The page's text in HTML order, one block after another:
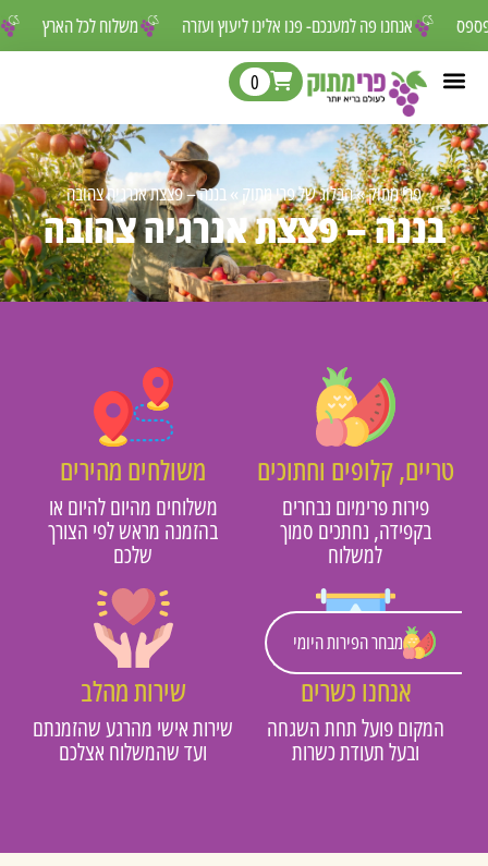
משלוח לכל הארץ אנחנו פה למענכם- פנו אלינו ליעוץ ועזרה
מבחר הפירות היומי
0
פרי מתוק»הבלוג של פרי מתוק»בננה – פצצת אנרגיה צהובה
בננה – פצצת אנרגיה צהובה
טריים, קלופים וחתוכים
פירות פרימיום נבחרים
בקפידה, נחתכים סמוך
למשלוח
משולחים מהירים
משלוחים מהיום להיום או
בהזמנה מראש לפי הצורך
שלכם
אנחנו כשרים
המקום פועל תחת השגחה
ובעל תעודת כשרות
שירות מהלב
שירות אישי מהרגע שהזמנתם
ועד שהמשלוח אצלכם